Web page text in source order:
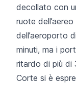
decollato con
ruote
dell’aeroporto
minuti, ma i
ritardo di più di
Corte si è